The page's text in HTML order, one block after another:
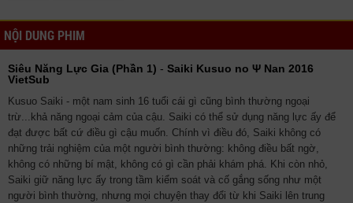
NỘI DUNG PHIM
Siêu Năng Lực Gia (Phần 1) - Saiki Kusuo no Ψ Nan 2016
VietSub
Kusuo Saiki - một nam sinh 16 tuổi cái gì cũng bình thường ngoại
trừ...khả năng ngoại cảm của cậu. Saiki có thể sử dụng năng lực ấy để
đạt được bất cứ điều gì cậu muốn. Chính vì điều đó, Saiki không có
những trải nghiệm của một người bình thường: không điều bất ngờ,
không có những bí mật, không có gì cần phải khám phá. Khi còn nhỏ,
Saiki giữ năng lực ấy trong tầm kiểm soát và cố gắng sống như một
người bình thường, nhưng mọi chuyện thay đổi từ khi Saiki lên trung